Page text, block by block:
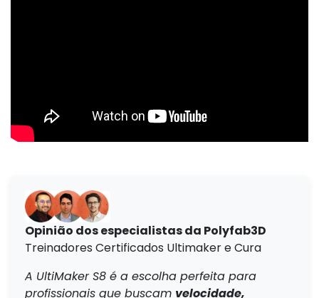
Opinião dos especialistas da Polyfab3D
Treinadores Certificados Ultimaker e Cura
A UltiMaker S8 é a escolha perfeita para
profissionais que buscam velocidade,